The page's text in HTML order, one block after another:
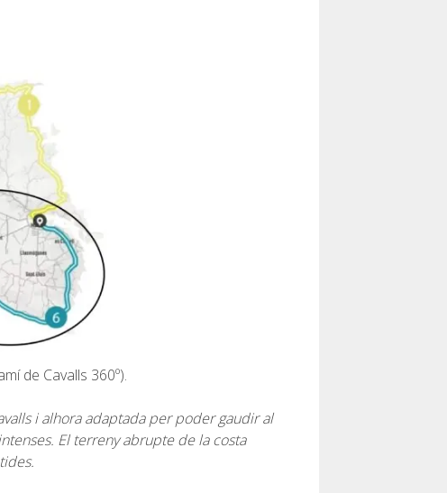
de Cavalls 360º).
i alhora adaptada per poder gaudir al
El terreny abrupte de la costa